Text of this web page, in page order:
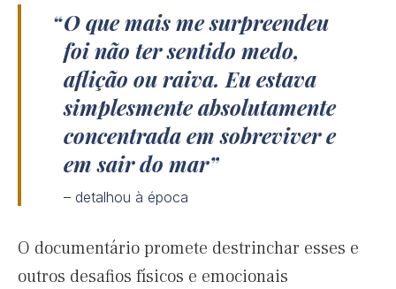
O que mais me surpreendeu
foi não ter sentido medo,
aflição ou raiva. Eu estava
simplesmente absolutamente
concentrada em sobreviver e
em sair do mar
– detalhou à época
O documentário promete destrinchar esses e
outros desafios físicos e emocionais